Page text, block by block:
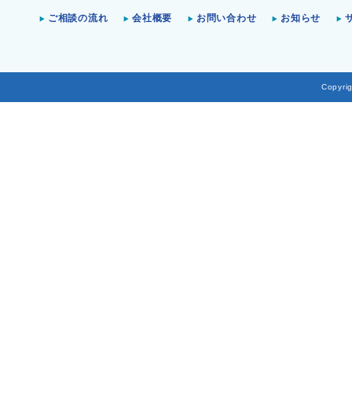
ご相談の流れ 会社概要 お問い合わせ お知らせ